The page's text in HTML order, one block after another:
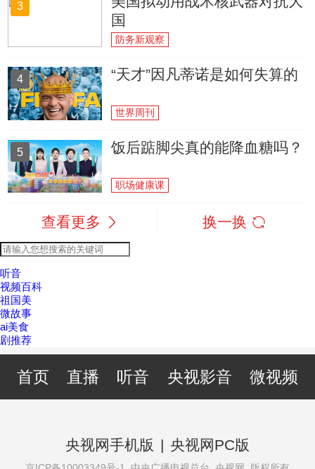
3
国
防务新观察
4 “天才”因凡蒂诺是如何失算的
世界周刊
5 饭后踮脚尖真的能降血糖吗？
职场健康课
查看更多 换一换
听音
视频百科
祖国美
微故事
ai美食
剧推荐
首页 直播 听音 央视影音 微视频
央视网手机版 | 央视网PC版